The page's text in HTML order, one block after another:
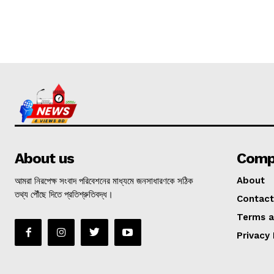
About us
আমরা নিরপেক্ষ সংবাদ পরিবেশনের মাধ্যমে জনসাধারণকে সঠিক
তথ্য পৌঁছে দিতে প্রতিশ্রুতিবদ্ধ।
About
Terms
Privacy